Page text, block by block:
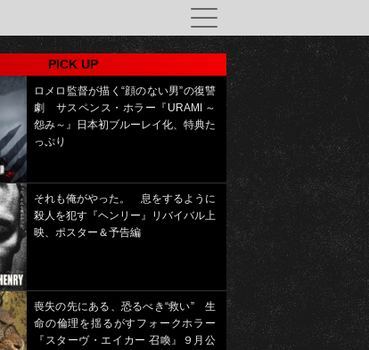
PICK UP
ロメロ監督が描く“顔のない男”の復讐
劇 サスペンス・ホラー『URAMI ～
怨み～』日本初ブルーレイ化、特典た
っぷり
それも俺がやった。 息をするように
殺人を犯す『ヘンリー』リバイバル上
映、ポスター＆予告編
喪失の先にある、恐るべき“救い” 生
命の倫理を揺るがすフォークホラー
『スターヴ・エイカー 召喚』９月公